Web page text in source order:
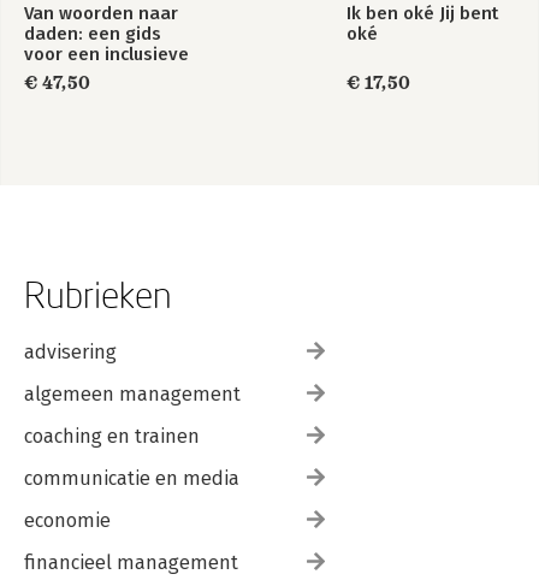
Van woorden naar
daden: een gids
voor een inclusieve
organisatie
€ 47,50
Ik ben oké Jij bent
oké
€ 17,50
Rubrieken
advisering
algemeen management
coaching en trainen
communicatie en media
economie
financieel management